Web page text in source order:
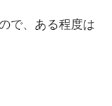
で、ある程度は